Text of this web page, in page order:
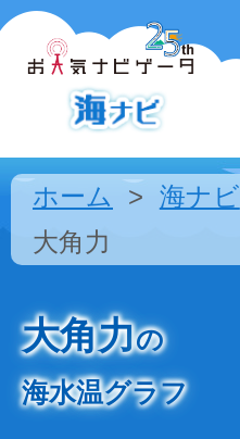
ホーム 海ナビ
大角力
大角力の
海水温グラフ